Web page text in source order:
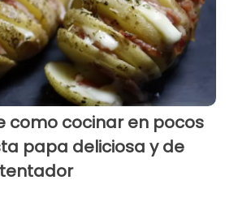
como cocinar en pocos
papa deliciosa y de